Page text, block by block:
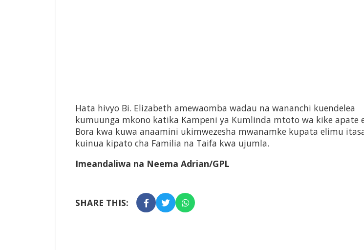
Hata hivyo Bi. Elizabeth amewaomba wadau na wananchi kuendelea
kumuunga mkono katika Kampeni ya Kumlinda mtoto wa kike apate
Bora kwa kuwa anaamini ukimwezesha mwanamke kupata elimu
kuinua kipato cha Familia na Taifa kwa ujumla.
Imeandaliwa na Neema Adrian/GPL
SHARE THIS: